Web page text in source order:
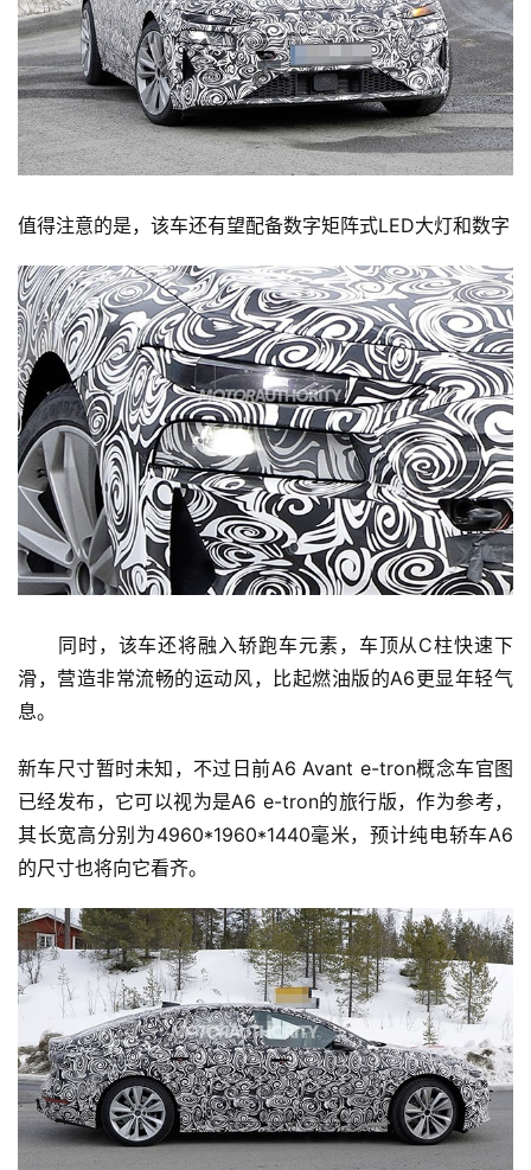
首
智
时
代
新
值得注意的是，该车还有望配备数字矩阵式LED大灯和数字
同时，该车还将融入轿跑车元素，车顶从C柱快速下
滑，营造非常流畅的运动风，比起燃油版的A6更显年轻气
息。
新车尺寸暂时未知，不过日前A6 Avant e-tron概念车官图
已经发布，它可以视为是A6 e-tron的旅行版，作为参考，
其长宽高分别为4960*1960*1440毫米，预计纯电轿车A6
的尺寸也将向它看齐。